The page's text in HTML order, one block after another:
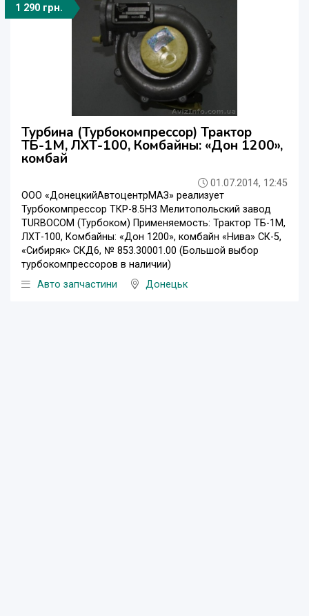
1 290 грн.
Турбина (Турбокомпрессор) Трактор
ТБ-1М, ЛХТ-100, Комбайны: «Дон 1200»,
комбай
01.07.2014, 12:45
ООО «ДонецкийАвтоцентрМАЗ» реализует
Турбокомпрессор ТКР-8.5Н3 Мелитопольский завод
TURBOCOM (Турбоком) Применяемость: Трактор ТБ-1М,
ЛХТ-100, Комбайны: «Дон 1200», комбайн «Нива» СК-5,
«Сибиряк» СКД6, № 853.30001.00 (Большой выбор
турбокомпрессоров в наличии)
Авто запчастини
Донецьк